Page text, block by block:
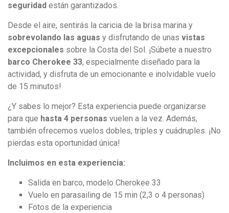
seguridad están garantizados.
Desde el aire, sentirás la caricia de la brisa marina y
sobrevolando las aguas y disfrutando de unas vistas
excepcionales sobre la Costa del Sol. ¡Súbete a nuestro
barco Cherokee 33, especialmente diseñado para la
actividad, y disfruta de un emocionante e inolvidable vuelo
de 15 minutos!
¿Y sabes lo mejor? Esta experiencia puede organizarse
para que hasta 4 personas vuelen a la vez. Además,
también ofrecemos vuelos dobles, triples y cuádruples. ¡No
pierdas esta oportunidad única!
Incluimos en esta experiencia:
Salida en barco, modelo Cherokee 33
Vuelo en parasailing de 15 min (2,3 o 4 personas)
Fotos de la experiencia